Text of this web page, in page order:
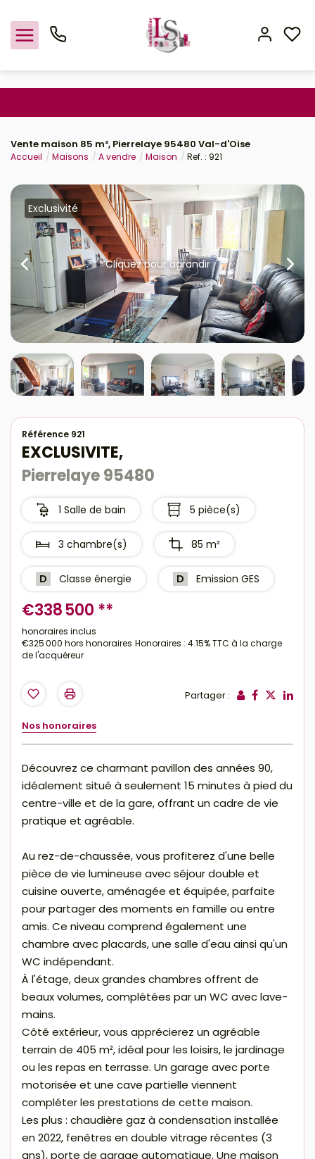
Nos offres
Estimation
L'agence
Rejoindre le groupement
Vente maison 85 m², Pierrelaye 95480 Val-d'Oise
Accueil Maisons A vendre Maison Ref. : 921
Exclusivité
Cliquez pour agrandir
Référence 921
EXCLUSIVITE,
Pierrelaye 95480
1 Salle de bain 5 pièce(s)
3 chambre(s) 85 m²
D Classe énergie D Emission GES
€338 500 **
honoraires inclus
€325 000 hors honoraires Honoraires : 4.15% TTC à la charge
de l'acquéreur
Partager :
Nos honoraires
Découvrez ce charmant pavillon des années 90,
idéalement situé à seulement 15 minutes à pied du
centre-ville et de la gare, offrant un cadre de vie
pratique et agréable.
Au rez-de-chaussée, vous profiterez d'une belle
pièce de vie lumineuse avec séjour double et
cuisine ouverte, aménagée et équipée, parfaite
pour partager des moments en famille ou entre
amis. Ce niveau comprend également une
chambre avec placards, une salle d'eau ainsi qu'un
WC indépendant.
À l'étage, deux grandes chambres offrent de
beaux volumes, complétées par un WC avec lave-
mains.
Côté extérieur, vous apprécierez un agréable
terrain de 405 m², idéal pour les loisirs, le jardinage
ou les repas en terrasse. Un garage avec porte
motorisée et une cave partielle viennent
compléter les prestations de cette maison.
Les plus : chaudière gaz à condensation installée
en 2022, fenêtres en double vitrage récentes (3
ans), porte de garage automatique. Une maison